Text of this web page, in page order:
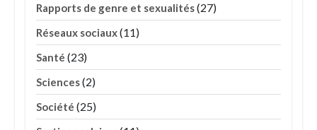
Rapports de genre et sexualités(27)
Réseaux sociaux(11)
Santé (23)
Sciences(2)
Société (25)